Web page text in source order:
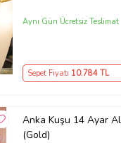
Aynı Gün Ücretsiz Teslimat
Sepet Fiyatı 10.784TL
Anka Kuşu 14 Ayar
(Gold)